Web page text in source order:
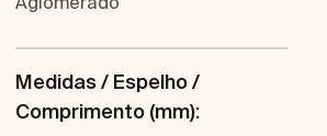
Medidas / Espelho /
Comprimento (mm):